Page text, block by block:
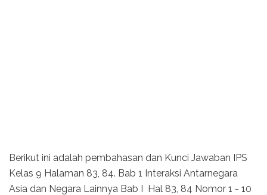
Berikut ini adalah pembahasan dan Kunci Jawaban IPS
Kelas 9 Halaman 83, 84. Bab 1 Interaksi Antarnegara
Asia dan Negara Lainnya Bab I Hal 83, 84 Nomor 1 - 10